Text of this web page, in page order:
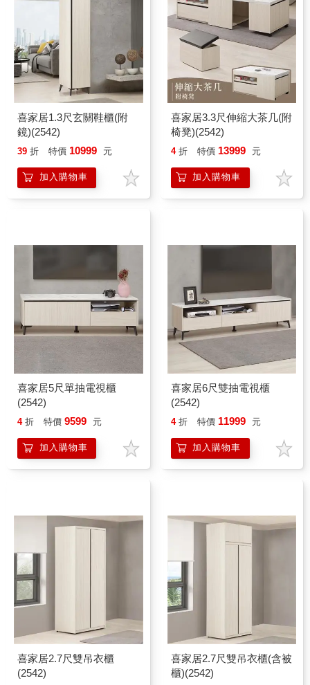
喜家居1.3尺玄關鞋櫃(附
鏡)(2542)
39 折 特價 10999 元
加入購物車
喜家居3.3尺伸縮大茶几(附
椅凳)(2542)
4 折 特價 13999 元
加入購物車
喜家居5尺單抽電視櫃
(2542)
4 折 特價 9599 元
加入購物車
喜家居6尺雙抽電視櫃
(2542)
4 折 特價 11999 元
加入購物車
喜家居2.7尺雙吊衣櫃
(2542)
喜家居2.7尺雙吊衣櫃(含被
櫃)(2542)